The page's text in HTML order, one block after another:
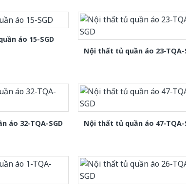
áo 15-SGD
Nội thất tủ quần áo 23-TQA-
áo 32-TQA-SGD Nội thất tủ quần áo 47-TQA-